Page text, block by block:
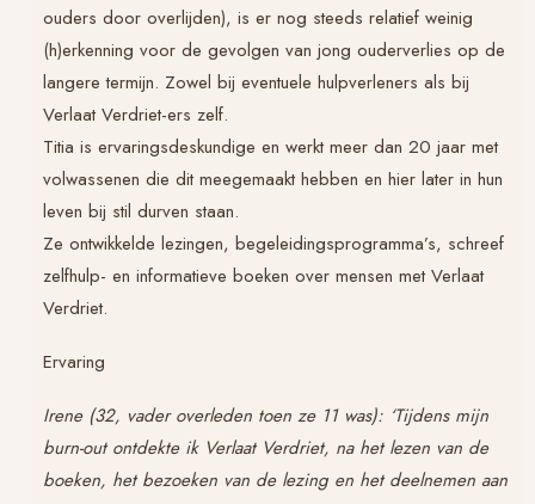
ouders door overlijden), is er nog steeds relatief weinig
(h)erkenning voor de gevolgen van jong ouderverlies op de
langere termijn. Zowel bij eventuele hulpverleners als bij
Verlaat Verdriet-ers zelf.
Titia is ervaringsdeskundige en werkt meer dan 20 jaar met
volwassenen die dit meegemaakt hebben en hier later in hun
leven bij stil durven staan.
Ze ontwikkelde lezingen, begeleidingsprogramma’s, schreef
zelfhulp- en informatieve boeken over mensen met Verlaat
Verdriet.
Ervaring
Irene (32, vader overleden toen ze 11 was): ‘Tijdens mijn
burn-out ontdekte ik Verlaat Verdriet, na het lezen van de
boeken, het bezoeken van de lezing en het deelnemen aan